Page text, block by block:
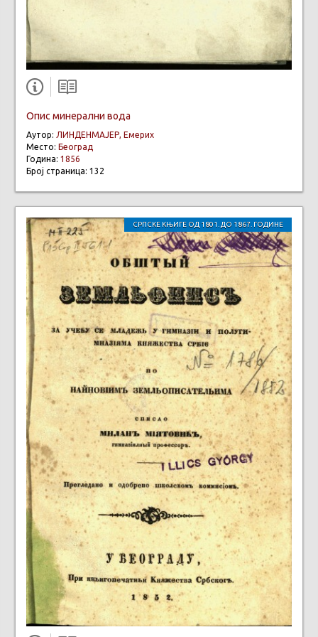
Опис минерални вода
Аутор: ЛИНДЕНМАЈЕР, Емерих
Место: Београд
Година: 1856
Број страница: 132
СРПСКЕ КЊИГЕ ОД 1801. ДО 1867. ГОДИНЕ